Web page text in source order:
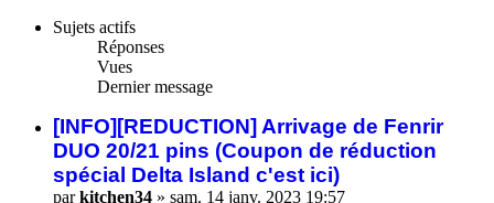
Sujets actifs
Réponses
Vues
Dernier message
[INFO][REDUCTION] Arrivage de Fenrir
DUO 20/21 pins (Coupon de réduction
spécial Delta Island c'est ici)
parkitchen34 » sam. 14 janv. 2023 19:57